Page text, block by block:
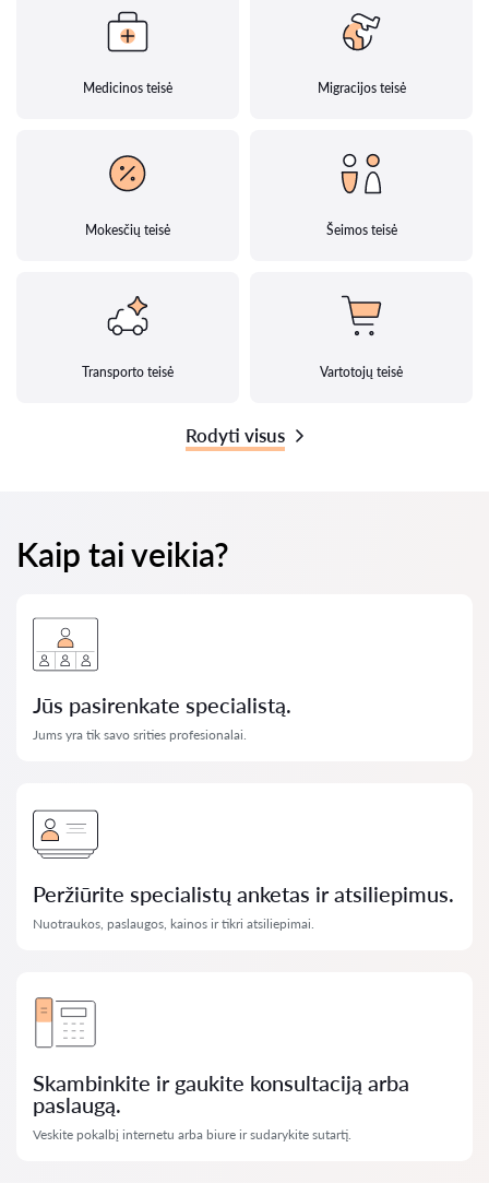
Medicinos teisė Migracijos teisė
Mokesčių teisė Šeimos teisė
Transporto teisė Vartotojų teisė
Rodyti visus
Kaip tai veikia?
Jūs pasirenkate specialistą.
Jums yra tik savo srities profesionalai.
Peržiūrite specialistų anketas ir atsiliepimus.
Nuotraukos, paslaugos, kainos ir tikri atsiliepimai.
Skambinkite ir gaukite konsultaciją arba
paslaugą.
Veskite pokalbį internetu arba biure ir sudarykite sutartį.